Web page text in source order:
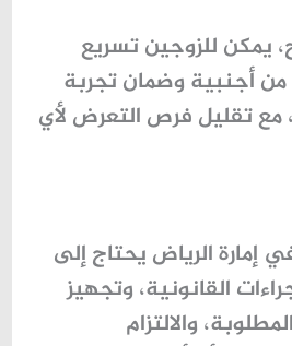
يمكن للزوجين تسريع
أجنبية وضمان تجربة
مع تقليل فرص التعرض لأي
إمارة الرياض يحتاج إلى
القانونية، وتجهيز
والالتزام